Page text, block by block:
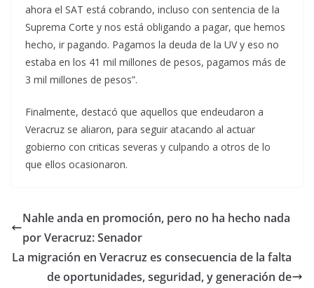
ahora el SAT está cobrando, incluso con sentencia de la
Suprema Corte y nos está obligando a pagar, que hemos
hecho, ir pagando. Pagamos la deuda de la UV y eso no
estaba en los 41 mil millones de pesos, pagamos más de
3 mil millones de pesos”.
Finalmente, destacó que aquellos que endeudaron a
Veracruz se aliaron, para seguir atacando al actuar
gobierno con criticas severas y culpando a otros de lo
que ellos ocasionaron.
Nahle anda en promoción, pero no ha hecho nada
por Veracruz: Senador
La migración en Veracruz es consecuencia de la falta
de oportunidades, seguridad, y generación de